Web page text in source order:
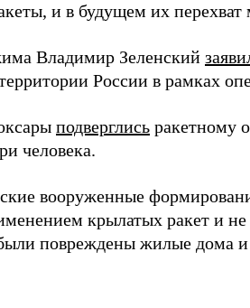
и в будущем их перехват
Владимир Зеленский
России в рамках
подверглись ракетному
человека.
вооруженные
крылатых ракет и
были повреждены жилые дома